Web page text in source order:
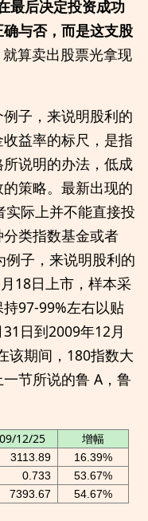
最后决定投资成功
与否，而是这支股
算卖出股票光拿现
子，来说明股利的
益率的标尺，是指
说明的办法，低成
策略。最新出现的
实际上并不能直接投
类指数基金或者
例子，来说明股利的
18日上市，样本采
97-99%左右以贴
日到2009年12月
该期间，180指数大
节所说的鲁 A，鲁
12/25 增幅
3113.89
16.39%
0.733
53.67%
7393.67 54.67%